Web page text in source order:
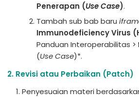
Penerapan (Use Case).
Tambah sub bab baru
Immunodeficiency Virus
Panduan Interoperabilitas >
(Use Case)*.
2. Revisi atau Perbaikan (Patch)
Penyesuaian materi